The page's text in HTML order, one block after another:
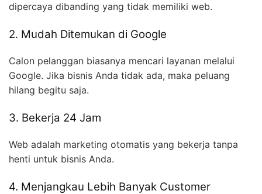
dipercaya dibanding yang tidak memiliki web.
2. Mudah Ditemukan di Google
Calon pelanggan biasanya mencari layanan melalui
Google. Jika bisnis Anda tidak ada, maka peluang
hilang begitu saja.
3. Bekerja 24 Jam
Web adalah marketing otomatis yang bekerja tanpa
henti untuk bisnis Anda.
4. Menjangkau Lebih Banyak Customer